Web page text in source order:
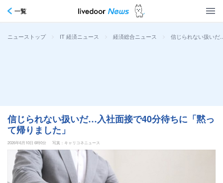
一覧
ニューストップ > IT 経済ニュース > 経済総合ニュース > 信じられない扱いだ
信じられない扱いだ…入社面接で40分待ちに「黙っ
て帰りました」
2026年6月10日 6時0分 写真：キャリコネニュース